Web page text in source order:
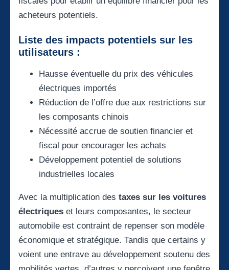
acheteurs potentiels.
Liste des impacts potentiels sur les
utilisateurs :
Hausse éventuelle du prix des véhicules
électriques importés
Réduction de l’offre due aux restrictions sur
les composants chinois
Nécessité accrue de soutien financier et
fiscal pour encourager les achats
Développement potentiel de solutions
industrielles locales
Avec la multiplication des taxes sur les voitures
électriques et leurs composantes, le secteur
automobile est contraint de repenser son modèle
économique et stratégique. Tandis que certains y
voient une entrave au développement soutenu des